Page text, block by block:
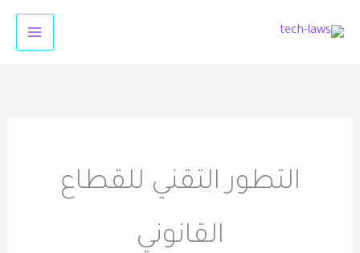
التطور التقني للقطاع
القانوني